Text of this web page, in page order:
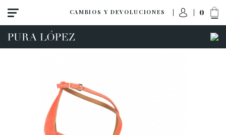
CAMBIOS Y DEVOLUCIONES 0